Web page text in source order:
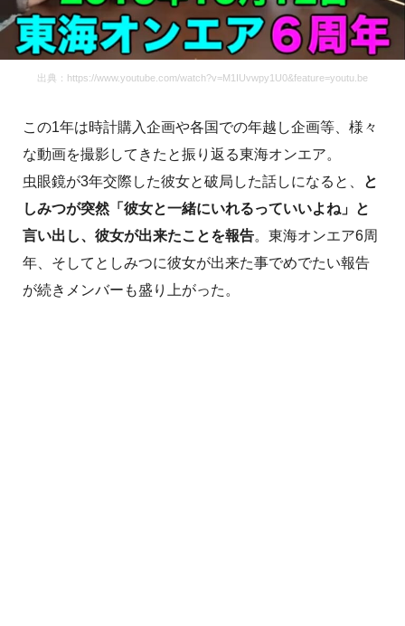
出典：https://www.youtube.com/watch?v=M1IUvwpy1U0&feature=youtu.be
この1年は時計購入企画や各国での年越し企画等、様々
な動画を撮影してきたと振り返る東海オンエア。
虫眼鏡が3年交際した彼女と破局した話しになると、
と
しみつが突然「彼女と一緒にいれるっていいよね」 と
言い出し、彼女が出来たことを報告。東海オンエア6周
年、そしてとしみつに彼女が出来た事でめでたい報告
が続きメンバーも盛り上がった。